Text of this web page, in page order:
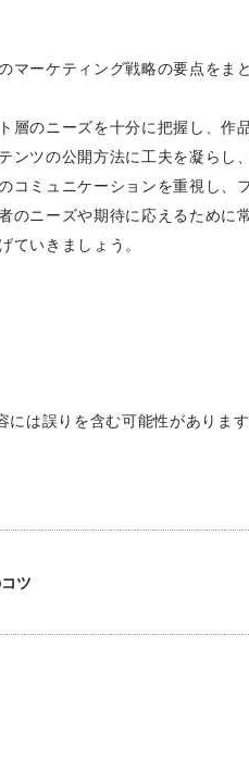
ーケティング戦略の要点をまと
のニーズを十分に把握し、作
ツの公開方法に工夫を凝らし
コミュニケーションを重視し、
のニーズや期待に応えるため
ていきましょう。
には誤りを含む可能性がありま
ツ